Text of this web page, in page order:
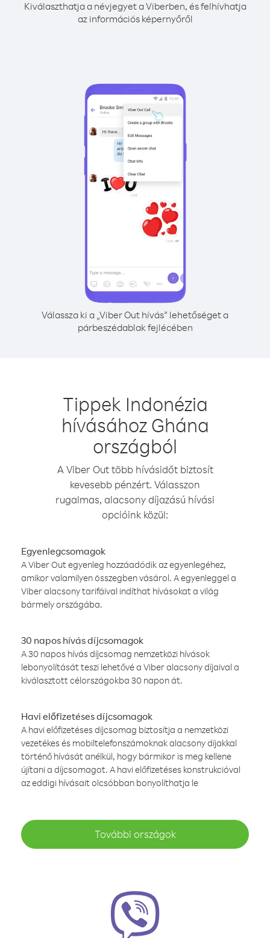
Kiválaszthatja a névjegyet a Viberben, és felhívhatja
az információs képernyőről
Válassza ki a „Viber Out hívás” lehetőséget a
párbeszédablak fejlécében
Tippek Indonézia
hívásához Ghána
országból
A Viber Out több hívásidőt biztosít
kevesebb pénzért. Válasszon
rugalmas, alacsony díjazású hívási
opcióink közül:
Egyenlegcsomagok
A Viber Out egyenleg hozzáadódik az egyenlegéhez,
amikor valamilyen összegben vásárol. A egyenleggel a
Viber alacsony tarifáival indíthat hívásokat a világ
bármely országába.
30 napos hívás díjcsomagok
A 30 napos hívás díjcsomag nemzetközi hívások
lebonyolítását teszi lehetővé a Viber alacsony díjaival a
kiválasztott célországokba 30 napon át.
Havi előfizetéses díjcsomagok
A havi előfizetéses díjcsomag biztosítja a nemzetközi
vezetékes és mobiltelefonszámoknak alacsony díjakkal
történő hívását anélkül, hogy bármikor is meg kellene
újítani a díjcsomagot. A havi előfizetéses konstrukcióval
az eddigi hívásait olcsóbban bonyolíthatja le
További országok